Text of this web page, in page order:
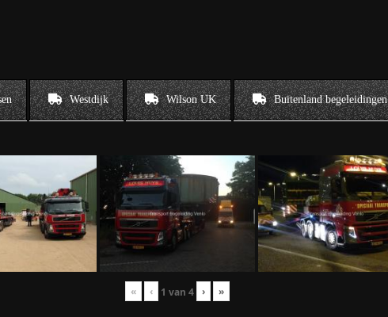
Westdijk Wilson UK Buitenland begeleidingen
« ‹ 1 van 4 › »